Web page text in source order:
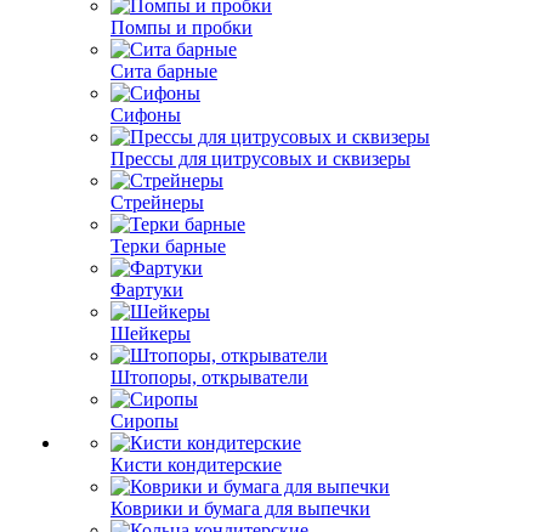
Помпы и пробки
Сита барные
Сифоны
Прессы для цитрусовых и сквизеры
Стрейнеры
Терки барные
Фартуки
Шейкеры
Штопоры, открыватели
Сиропы
Кисти кондитерские
Коврики и бумага для выпечки